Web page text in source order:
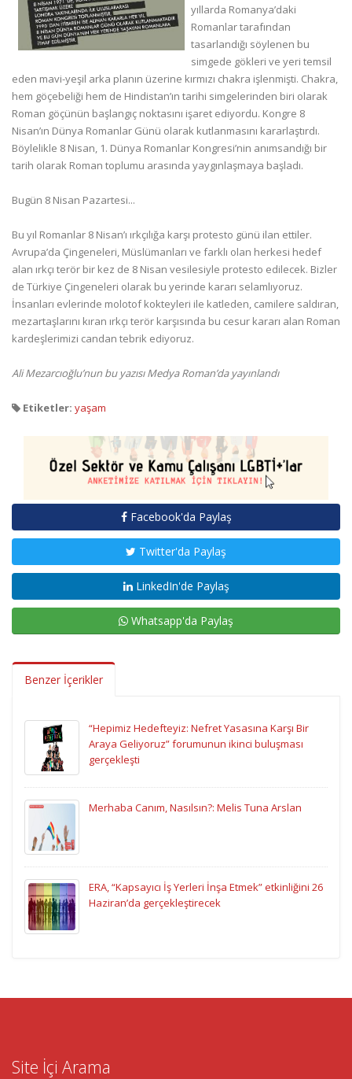
yıllarda Romanya’daki
Romanlar tarafından
tasarlandığı söylenen bu
simgede gökleri ve yeri temsil
eden mavi-yeşil arka planın üzerine kırmızı chakra işlenmişti. Chakra,
hem göçebeliği hem de Hindistan’ın tarihi simgelerinden biri olarak
Roman göçünün başlangıç noktasını işaret ediyordu. Kongre 8
Nisan’ın Dünya Romanlar Günü olarak kutlanmasını kararlaştırdı.
Böylelikle 8 Nisan, 1. Dünya Romanlar Kongresi’nin anımsandığı bir
tarih olarak Roman toplumu arasında yaygınlaşmaya başladı.
Bugün 8 Nisan Pazartesi...
Bu yıl Romanlar 8 Nisan’ı ırkçılığa karşı protesto günü ilan ettiler.
Avrupa’da Çingeneleri, Müslümanları ve farklı olan herkesi hedef
alan ırkçı terör bir kez de 8 Nisan vesilesiyle protesto edilecek. Bizler
de Türkiye Çingeneleri olarak bu yerinde kararı selamlıyoruz.
İnsanları evlerinde molotof kokteyleri ile katleden, camilere saldıran,
mezartaşlarını kıran ırkçı terör karşısında bu cesur kararı alan Roman
kardeşlerimizi candan tebrik ediyoruz.
Ali Mezarcıoğlu’nun bu yazısı Medya Roman’da yayınlandı
Etiketler: yaşam
Facebook'da Paylaş
Twitter'da Paylaş
LinkedIn'de Paylaş
Whatsapp'da Paylaş
Benzer İçerikler
“Hepimiz Hedefteyiz: Nefret Yasasına Karşı Bir
Araya Geliyoruz” forumunun ikinci buluşması
gerçekleşti
Merhaba Canım, Nasılsın?: Melis Tuna Arslan
ERA, “Kapsayıcı İş Yerleri İnşa Etmek” etkinliğini 26
Haziran’da gerçekleştirecek
Site İçi Arama